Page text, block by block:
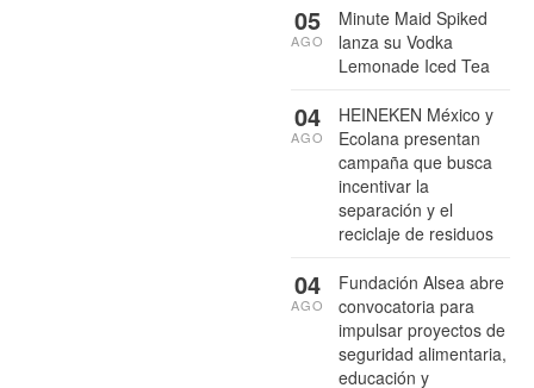
Minute Maid Spiked
lanza su Vodka
Lemonade Iced Tea
05
AGO
HEINEKEN México y
Ecolana presentan
campaña que busca
incentivar la
separación y el
reciclaje de residuos
04
AGO
Fundación Alsea abre
convocatoria para
impulsar proyectos de
seguridad alimentaria,
educación y
04
AGO